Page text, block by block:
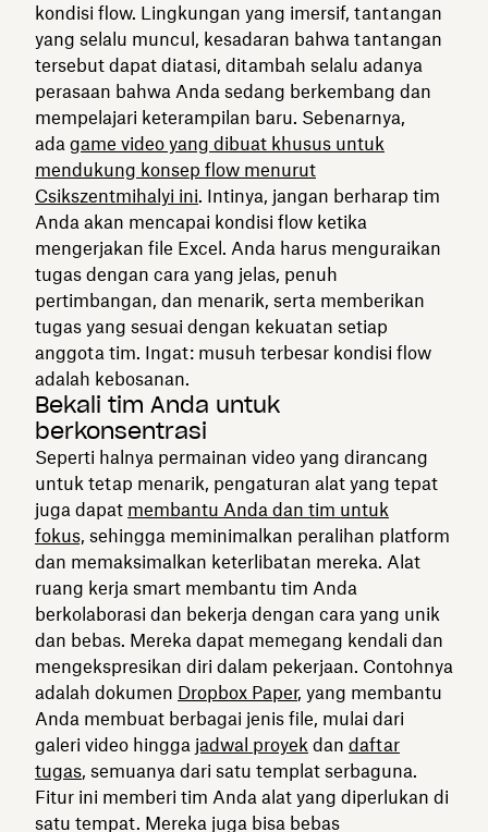
kondisi flow. Lingkungan yang imersif, tantangan
yang selalu muncul, kesadaran bahwa tantangan
tersebut dapat diatasi, ditambah selalu adanya
perasaan bahwa Anda sedang berkembang dan
mempelajari keterampilan baru. Sebenarnya,
ada game video yang dibuat khusus untuk
mendukung konsep flow menurut
Csikszentmihalyi ini. Intinya, jangan berharap tim
Anda akan mencapai kondisi flow ketika
mengerjakan file Excel. Anda harus menguraikan
tugas dengan cara yang jelas, penuh
pertimbangan, dan menarik, serta memberikan
tugas yang sesuai dengan kekuatan setiap
anggota tim. Ingat: musuh terbesar kondisi flow
adalah kebosanan.
Bekali tim Anda untuk
berkonsentrasi
Seperti halnya permainan video yang dirancang
untuk tetap menarik, pengaturan alat yang tepat
juga dapat membantu Anda dan tim untuk
fokus, sehingga meminimalkan peralihan platform
dan memaksimalkan keterlibatan mereka. Alat
ruang kerja smart membantu tim Anda
berkolaborasi dan bekerja dengan cara yang unik
dan bebas. Mereka dapat memegang kendali dan
mengekspresikan diri dalam pekerjaan. Contohnya
adalah dokumen Dropbox Paper, yang membantu
Anda membuat berbagai jenis file, mulai dari
galeri video hingga jadwal proyek dan daftar
tugas, semuanya dari satu templat serbaguna.
Fitur ini memberi tim Anda alat yang diperlukan di
satu tempat. Mereka juga bisa bebas